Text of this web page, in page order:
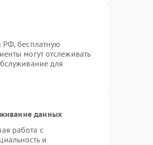
РФ, бесплатную
могут отслеживать
для
данных
работа с
и